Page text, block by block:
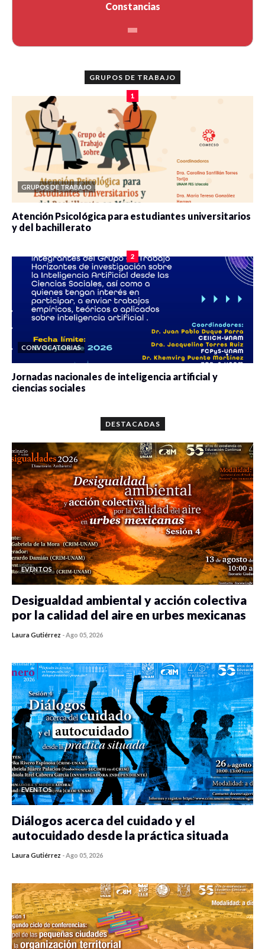
Constancias
GRUPOS DE TRABAJO
1
GRUPOS DE TRABAJO
Atención Psicológica para estudiantes universitarios
y del bachillerato
2
CONVOCATORIAS
Jornadas nacionales de inteligencia artificial y
ciencias sociales
DESTACADAS
EVENTOS
Desigualdad ambiental y acción colectiva
por la calidad del aire en urbes mexicanas
Laura Gutiérrez -Ago 05, 2026
EVENTOS
Diálogos acerca del cuidado y el
autocuidado desde la práctica situada
Laura Gutiérrez -Ago 05, 2026